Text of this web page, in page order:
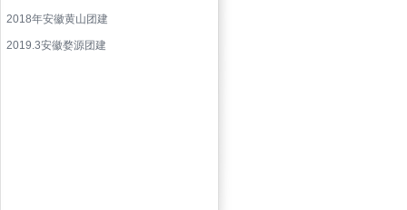
2018年安徽黄山团建
2019.3安徽婺源团建